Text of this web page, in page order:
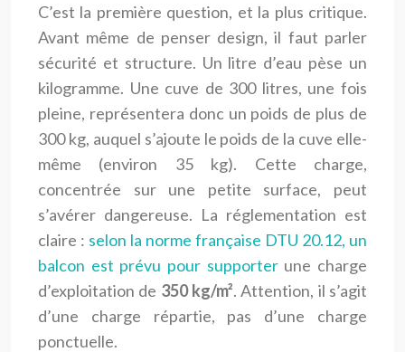
C’est la première question, et la plus critique.
Avant même de penser design, il faut parler
sécurité et structure. Un litre d’eau pèse un
kilogramme. Une cuve de 300 litres, une fois
pleine, représentera donc un poids de plus de
300 kg, auquel s’ajoute le poids de la cuve elle-
même (environ 35 kg). Cette charge,
concentrée sur une petite surface, peut
s’avérer dangereuse. La réglementation est
claire : selon la norme française DTU 20.12, un
balcon est prévu pour supporterune charge
d’exploitation de 350 kg/m². Attention, il s’agit
d’une charge répartie, pas d’une charge
ponctuelle.